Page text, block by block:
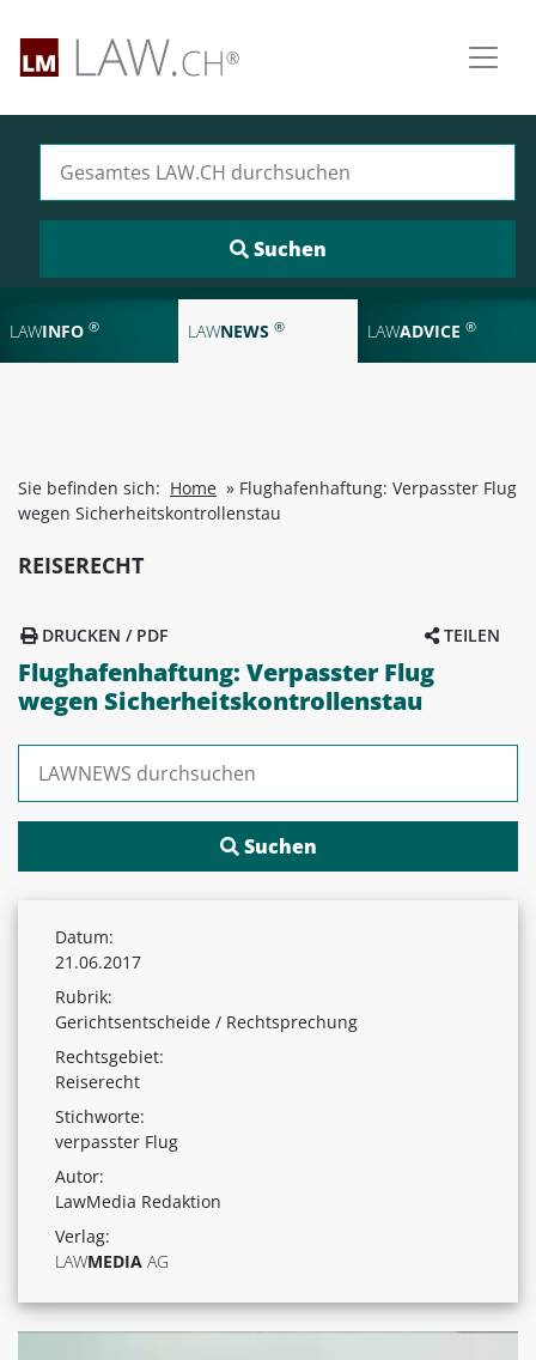
LAWINFO ® LAWNEWS ® LAWADVICE ®
Sie befinden sich: Home » Flughafenhaftung: Verpasster Flug
wegen Sicherheitskontrollenstau
REISERECHT
TEILEN
DRUCKEN / PDF
Flughafenhaftung: Verpasster Flug
wegen Sicherheitskontrollenstau
Datum:
21.06.2017
Rubrik:
Gerichtsentscheide / Rechtsprechung
Rechtsgebiet:
Reiserecht
Stichworte:
verpasster Flug
Autor:
LawMedia Redaktion
Verlag:
LAWMEDIA AG